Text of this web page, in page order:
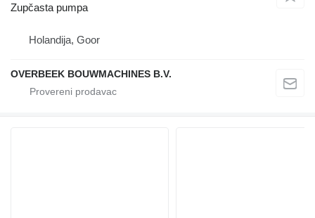
Zupčasta pumpa
Holandija, Goor
OVERBEEK BOUWMACHINES B.V.